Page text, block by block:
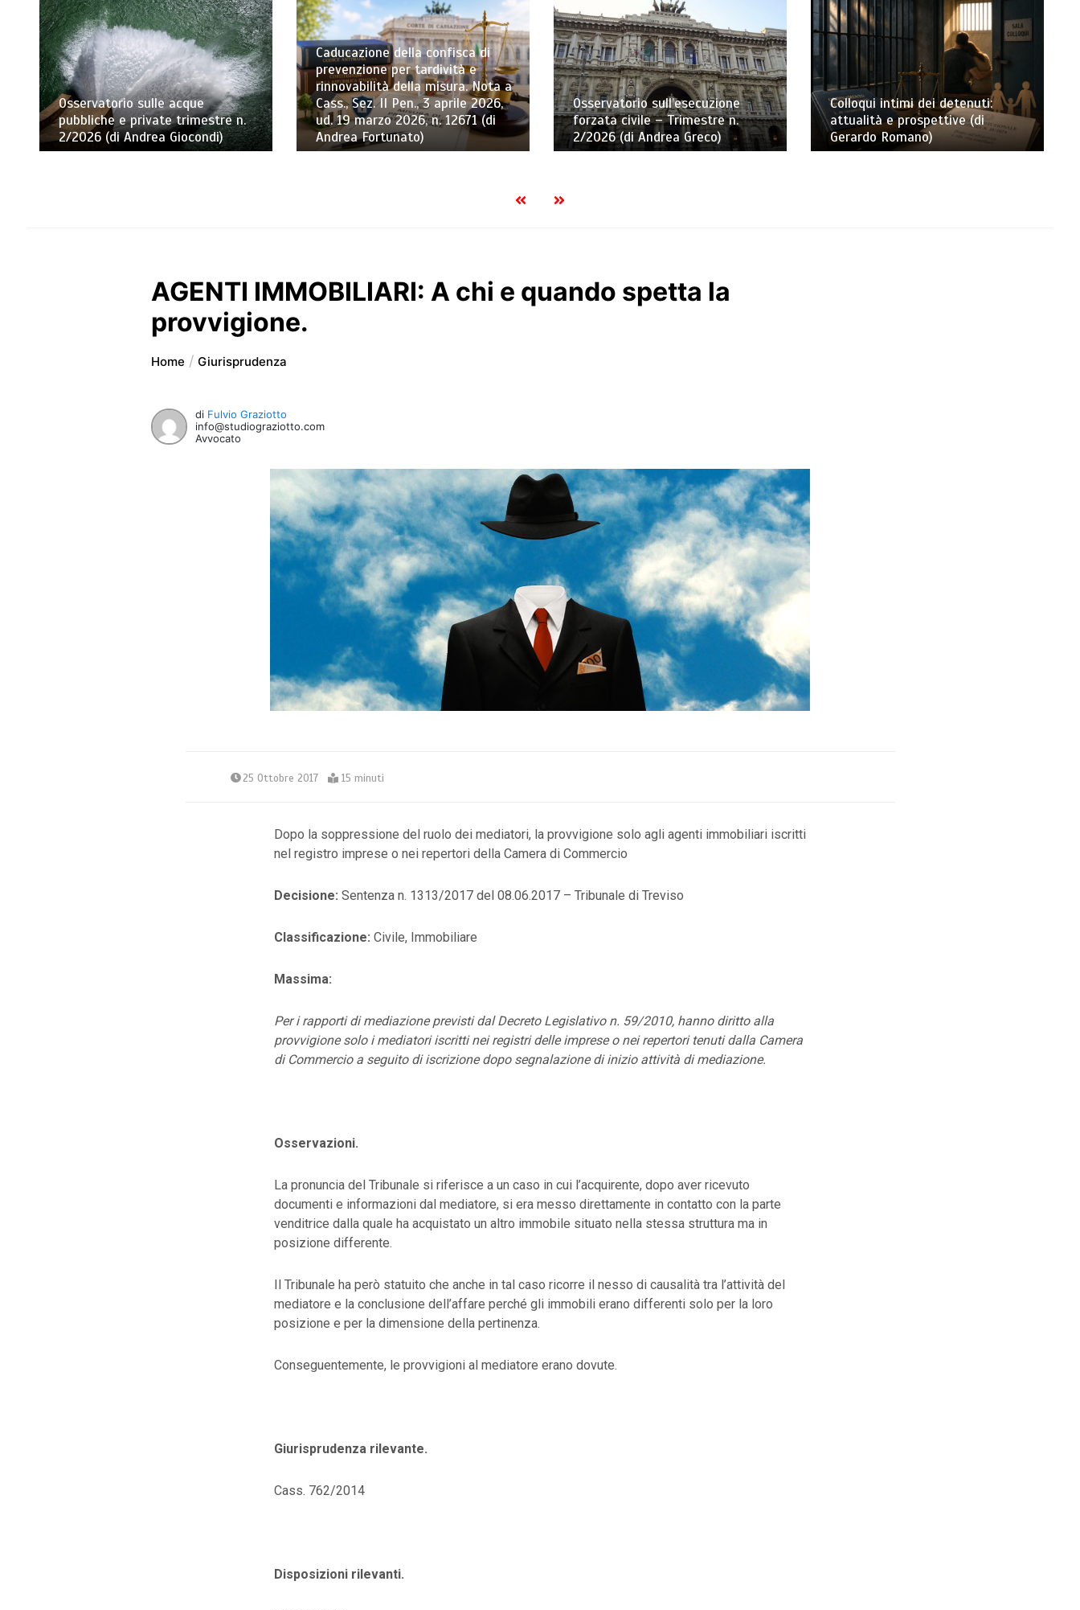
Osservatorio sulle acque
pubbliche e private trimestre n.
2/2026 (di Andrea Giocondi)
Caducazione della confisca di
prevenzione per tardività e
rinnovabilità della misura. Nota a
Cass., Sez. II Pen., 3 aprile 2026,
ud. 19 marzo 2026, n. 12671 (di
Andrea Fortunato)
Osservatorio sull’esecuzione
forzata civile – Trimestre n.
2/2026 (di Andrea Greco)
Colloqui intimi dei detenuti:
attualità e prospettive (di
Gerardo Romano)
AGENTI IMMOBILIARI: A chi e quando spetta la
provvigione.
Home Giurisprudenza
di Fulvio Graziotto
info@studiograziotto.com
Avvocato
25 Ottobre 2017 15 minuti
Dopo la soppressione del ruolo dei mediatori, la provvigione solo agli agenti immobiliari iscritti
nel registro imprese o nei repertori della Camera di Commercio
Decisione: Sentenza n. 1313/2017 del 08.06.2017 – Tribunale di Treviso
Classificazione: Civile, Immobiliare
Massima:
Per i rapporti di mediazione previsti dal Decreto Legislativo n. 59/2010, hanno diritto alla
provvigione solo i mediatori iscritti nei registri delle imprese o nei repertori tenuti dalla Camera
di Commercio a seguito di iscrizione dopo segnalazione di inizio attività di mediazione.
Osservazioni.
La pronuncia del Tribunale si riferisce a un caso in cui l’acquirente, dopo aver ricevuto
documenti e informazioni dal mediatore, si era messo direttamente in contatto con la parte
venditrice dalla quale ha acquistato un altro immobile situato nella stessa struttura ma in
posizione differente.
Il Tribunale ha però statuito che anche in tal caso ricorre il nesso di causalità tra l’attività del
mediatore e la conclusione dell’affare perché gli immobili erano differenti solo per la loro
posizione e per la dimensione della pertinenza.
Conseguentemente, le provvigioni al mediatore erano dovute.
Giurisprudenza rilevante.
Cass. 762/2014
Disposizioni rilevanti.